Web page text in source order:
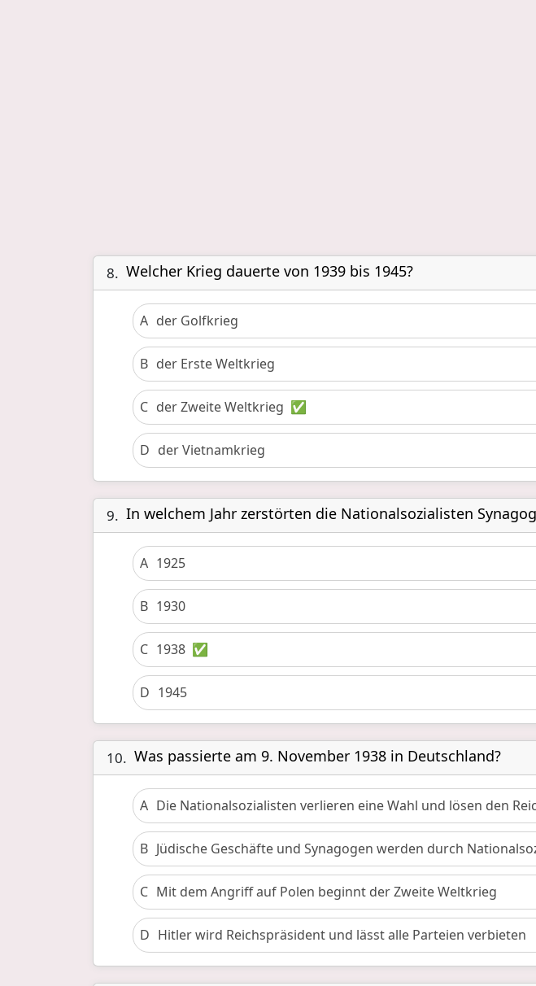
8. Welcher Krieg dauerte von 1939 bis 1945?
A der Golfkrieg
B der Erste Weltkrieg
C der Zweite Weltkrieg ✅
D der Vietnamkrieg
9. In welchem Jahr zerstörten die Nationalsozialisten
A 1925
B 1930
C 1938 ✅
D 1945
10. Was passierte am 9. November 1938 in Deutschland?
A Die Nationalsozialisten verlieren eine Wahl und lösen den
B Jüdische Geschäfte und Synagogen werden durch
C Mit dem Angriff auf Polen beginnt der Zweite Weltkrieg
D Hitler wird Reichspräsident und lässt alle Parteien verbieten